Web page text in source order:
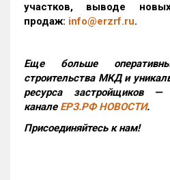
участков, выводе
продаж: info@erzrf.ru.
Еще больше
строительства МКД и
ресурса застройщиков
канале ЕРЗ.РФ НОВОСТИ.
Присоединяйтесь к нам!